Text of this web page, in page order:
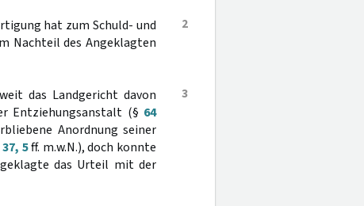
2
hat zum Schuld- und
Nachteil des Angeklagten
3
das Landgericht davon
Entziehungsanstalt (§ 64
Anordnung seiner
37, 5ff. m.w.N.), doch konnte
das Urteil mit der